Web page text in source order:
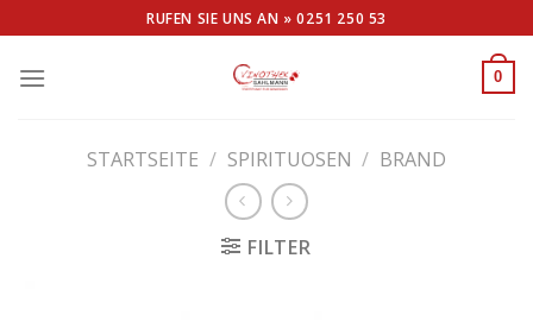
to
content
RUFEN SIE UNS AN »0251 250 53
0
STARTSEITE / SPIRITUOSEN / BRAND
FILTER